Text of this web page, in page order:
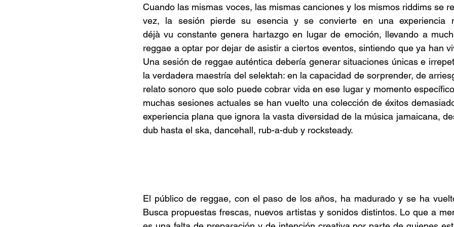
Cuando las mismas voces, las mismas canciones y los mismos riddims se
vez, la sesión pierde su esencia y se convierte en una experiencia
déjà vu constante genera hartazgo en lugar de emoción, llevando a
reggae a optar por dejar de asistir a ciertos eventos, sintiendo que ya han
Una sesión de reggae auténtica debería generar situaciones únicas e
la verdadera maestría del selektah: en la capacidad de sorprender, de
relato sonoro que solo puede cobrar vida en ese lugar y momento
muchas sesiones actuales se han vuelto una colección de éxitos
experiencia plana que ignora la vasta diversidad de la música jamaicana,
dub hasta el ska, dancehall, rub-a-dub y rocksteady.
El público de reggae, con el paso de los años, ha madurado y se ha
Busca propuestas frescas, nuevos artistas y sonidos distintos. Lo que a